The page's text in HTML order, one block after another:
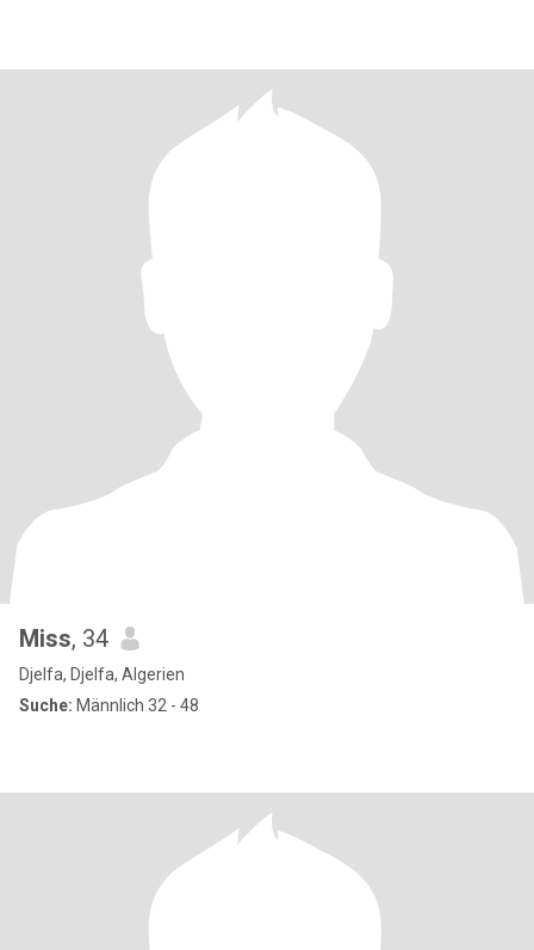
Miss, 34
Djelfa, Djelfa, Algerien
Suche: Männlich 32 - 48